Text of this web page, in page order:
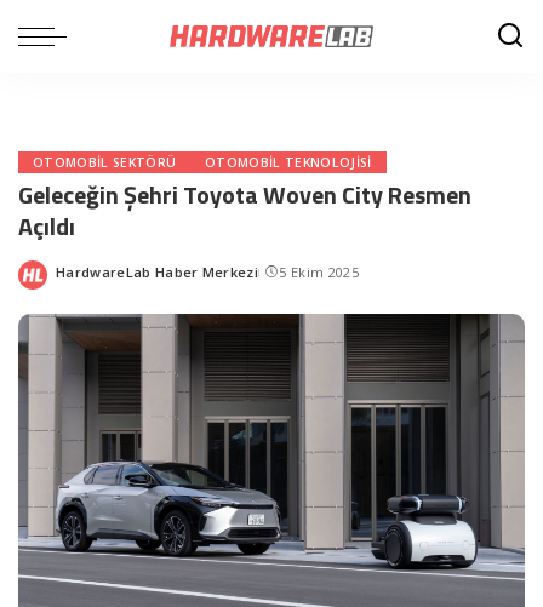
OTOMOBIL SEKTÖRÜ OTOMOBIL TEKNOLOJISI
Geleceğin Şehri Toyota Woven City Resmen
Açıldı
Posted
HardwareLab Haber Merkezi 5 Ekim 2025